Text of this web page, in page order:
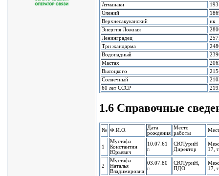
Атманаки
Олений
Верхнесакуканский
нк
Энергия Ложная
Ленинградец
Три жандарма
Водопадный
Мастах
Высоцкого
Солнечный
60 лет СССР
1.6 Справочные
№ Ф.И.О.
Дата
рождения
Место
работы
1
Мустафа
Константин
Юрьевич
10.07.61
г.
СЮТуриН
Директор
17,
2
Мустафа
Наталья
Владимировна
03.07.80
г.
СЮТуриН,
ПДО
17,